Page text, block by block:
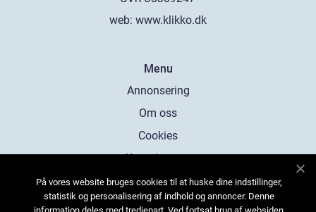
web: www.klikko.dk
Menu
Annonsering
Om oss
Cookies
Kontakta oss
Sitemap
På vores website bruges cookies til at huske dine indstillinger,
statistik og personalisering af indhold og annoncer. Denne